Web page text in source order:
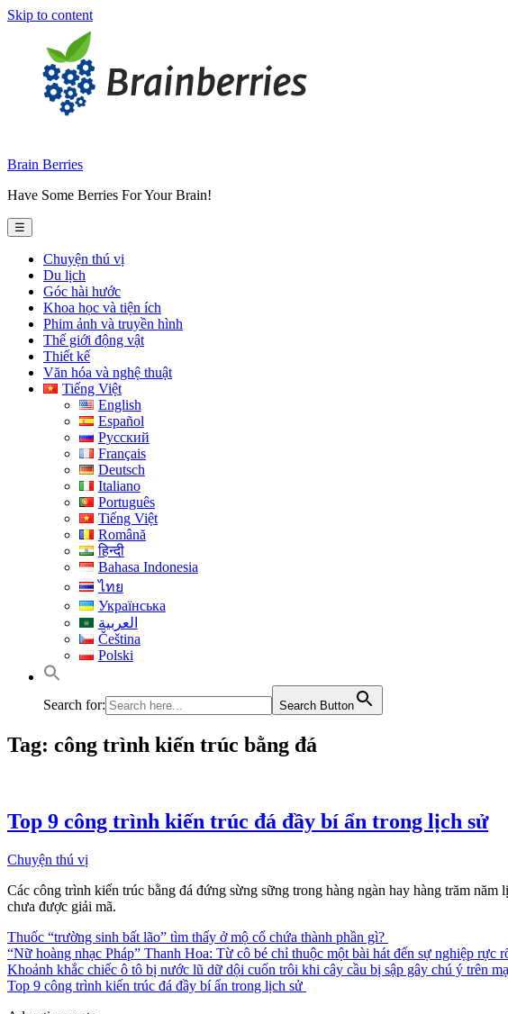
Skip to content
Brain Berries
Have Some Berries For Your Brain!
☰
Chuyện thú vị
Du lịch
Góc hài hước
Khoa học và tiện ích
Phim ảnh và truyền hình
Thế giới động vật
Thiết kế
Văn hóa và nghệ thuật
Tiếng Việt
English
Español
Русский
Français
Deutsch
Italiano
Português
Tiếng Việt
Română
हिन्दी
Bahasa Indonesia
ไทย
Українська
العربية
Čeština
Polski
Search for: Search Button
Tag: công trình kiến trúc bằng đá
Top 9 công trình kiến trúc đá đầy bí ẩn trong lịch sử
Chuyện thú vị
Các công trình kiến trúc bằng đá đứng sừng sững trong hàng ngàn hay hàng trăm
chưa được giải mã.
Thuốc “trường sinh bất lão” tìm thấy ở mộ cổ chứa thành phần gì?
“Nữ hoàng nhạc Pháp” Thanh Hoa: Từ cô bé chỉ thuộc một bài hát đến sự nghiệp rực
Khoảnh khắc chiếc ô tô bị nước lũ dữ dội cuốn trôi khi cây cầu bị sập gây chú ý trên
Top 9 công trình kiến trúc đá đầy bí ẩn trong lịch sử